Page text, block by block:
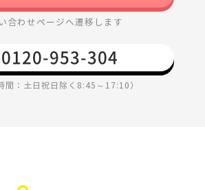
合わせページへ遷移します
0120-953-304
間：土日祝日除く8:45～17:10）